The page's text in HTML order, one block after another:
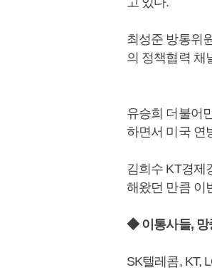
최성준 방통위
의 정책협력 채
유승희 더불어
하면서 미국 연
김희수 KT경제
해왔던 만큼 이
◆ 이통사들, 망
SK텔레콤, KT,